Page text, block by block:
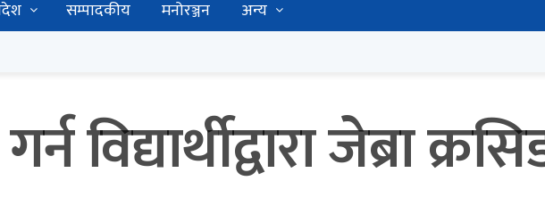
सम्पादकीय मनोरञ्जन अन्य
विद्यार्थीद्वारा जेब्रा